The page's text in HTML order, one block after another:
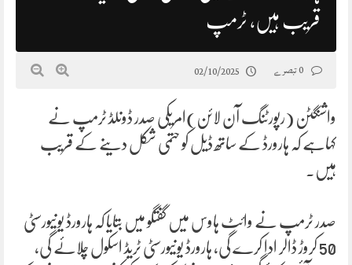
قریب ہیں، ٹرمپ
02/10/2025
واشنگٹن (رپورٹنگ آن لائن)امریکی صدر ڈونلڈ ٹرمپ نے
کہاہے کہ ہارورڈ کے ساتھ ڈیل کو حتمی شکل دینے کے قریب
ہیں۔
صدر ٹرمپ نے وائٹ ہاوس میں گفتگو میں بتایا کہ ہارورڈ یونیورسٹی
50 کروڑ ڈالر ادا کرے گی، ہارورڈ یونیورسٹی ٹریڈ اسکول چلائے گی،